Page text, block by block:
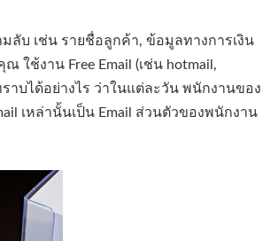
ลับ เช่น รายชื่อลูกค้า, ข้อมูลทางการเงิน
ช้งาน Free Email (เช่น hotmail,
าบได้อย่างไร ว่าในแต่ละวัน พนักงานของ
เหล่านั้นเป็น Email ส่วนตัวของพนักงาน